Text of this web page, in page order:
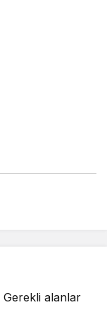
Gerekli alanlar